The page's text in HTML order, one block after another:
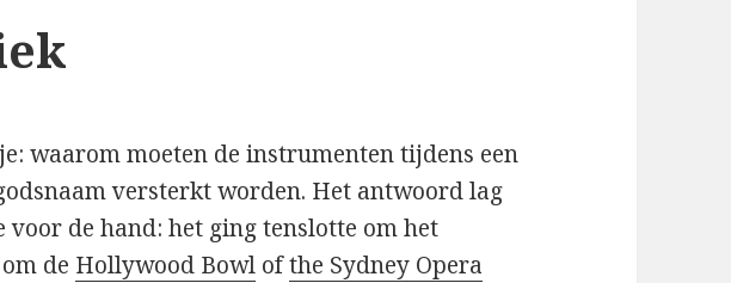
waarom moeten de instrumenten tijdens een
versterkt worden. Het antwoord lag
voor de hand: het ging tenslotte om het
de Hollywood Bowl ofthe Sydney Opera